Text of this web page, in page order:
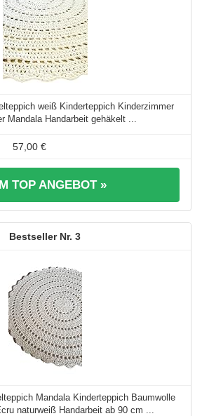
weiß Kinderteppich Kinderzimmer
Mandala Handarbeit gehäkelt ...
57,00 €
TOP ANGEBOT »
3
Mandala Kinderteppich Baumwolle
naturweiß Handarbeit ab 90 cm ...